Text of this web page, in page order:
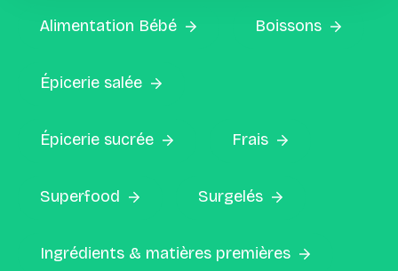
Alimentation Bébé Boissons
Épicerie salée
Épicerie sucrée Frais
Superfood Surgelés
Ingrédients & matières premières